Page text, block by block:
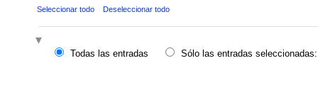
Seleccionar todo Deseleccionar todo
Todas las entradas
Sólo las entradas seleccionadas: